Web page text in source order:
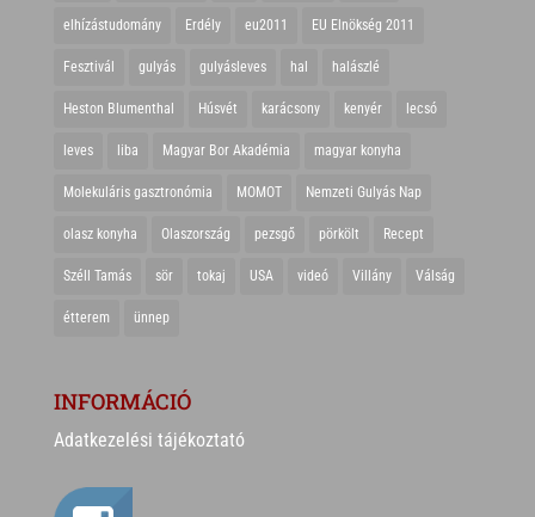
elhízástudomány Erdély eu2011 EU Elnökség 2011
Fesztivál gulyás gulyásleves hal halászlé
Heston Blumenthal Húsvét karácsony kenyér lecsó
leves liba Magyar Bor Akadémia magyar konyha
Molekuláris gasztronómia MOMOT Nemzeti Gulyás Nap
olasz konyha Olaszország pezsgő pörkölt Recept
Széll Tamás sör tokaj USA videó Villány Válság
étterem ünnep
INFORMÁCIÓ
Adatkezelési tájékoztató